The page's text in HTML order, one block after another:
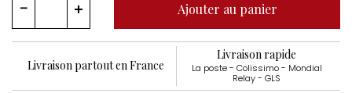
Ajouter au panier
Livraison partout en France
Livraison rapide
La poste - Colissimo - Mondial
Relay - GLS